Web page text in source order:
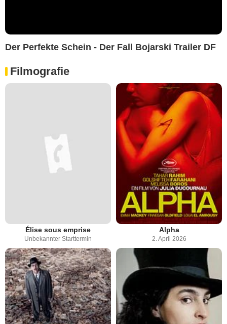
Der Perfekte Schein - Der Fall Bojarski Trailer DF
Filmografie
Élise sous emprise
Unbekannter Starttermin
Alpha
2. April 2026